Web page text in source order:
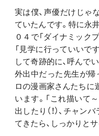
実は僕、声優だけじゃ
ていたんです。特に永
０４で「ダイナミック
「見学に行っていいで
して奇跡的に、呼んで
外出中だった先生が帰
ロの漫画家さんたちに
います。「これ描いて
出したり（！）、チャ
てきたら、しっかりと